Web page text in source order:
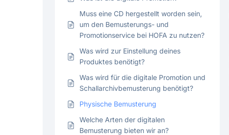
Muss eine CD hergestellt worden sein,
um den Bemusterungs- und
Promotionservice bei HOFA zu nutzen?
Was wird zur Einstellung deines
Produktes benötigt?
Was wird für die digitale Promotion und
Schallarchivbemusterung benötigt?
Physische Bemusterung
Welche Arten der digitalen
Bemusterung bieten wir an?